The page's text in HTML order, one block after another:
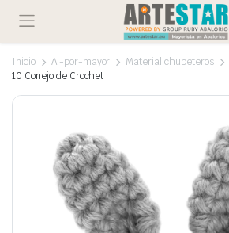
Inicio Al-por-mayor Material chupeteros
10 Conejo de Crochet